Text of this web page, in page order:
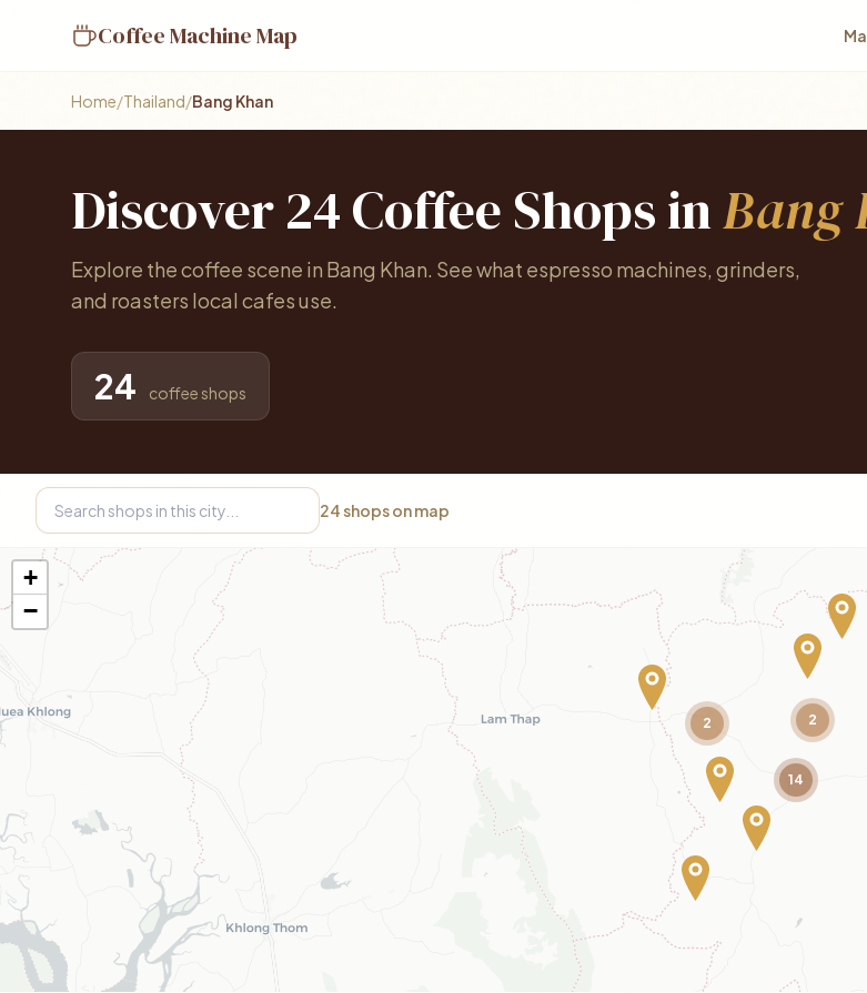
Coffee Machine Map
Home/Thailand/Bang Khan
Discover 24 Coffee Shops inBang
Explore the coffee scene in Bang Khan. See what espresso machines, grinders,
and roasters local cafes use.
24 coffee shops
24 shops on map
2 2
14
+
−